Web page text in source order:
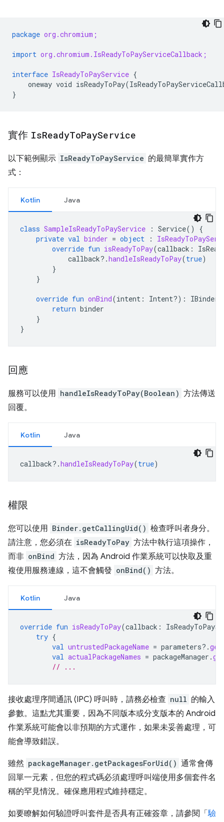
package org.chromium;
import org.chromium.IsReadyToPayServiceCallback;
interface IsReadyToPayService {
oneway void isReadyToPay(
}
實作 IsReadyToPayService
以下範例顯示 IsReadyToPayService 的最簡單實作方
式：
Kotlin Java
class SampleIsReadyToPayService : Service()
{
private val binder = object :
override fun isReadyToPay(callback :
callback?.handleIsReadyToPay(true)
}
}
override fun onBind(intent : Intent?) :
return binder
}
}
回應
服務可以使用 handleIsReadyToPay(Boolean) 方法傳送
回覆。
Kotlin Java
callback?.handleIsReadyToPay(true)
權限
您可以使用 Binder.getCallingUid() 檢查呼叫者身分。
請注意，您必須在 isReadyToPay 方法中執行這項操作，
而非 onBind 方法，因為 Android 作業系統可以快取及重
複使用服務連線，這不會觸發 onBind() 方法。
Kotlin Java
override fun isReadyToPay(callback :
try {
val untrustedPackageName = parameters?.
val actualPackageNames = packageManager .
// ...
接收處理序間通訊 (IPC) 呼叫時，請務必檢查 null 的輸入
參數。這點尤其重要，因為不同版本或分支版本的 Android
作業系統可能會以非預期的方式運作，如果未妥善處理，可
能會導致錯誤。
雖然 packageManager.getPackagesForUid() 通常會傳
回單一元素，但您的程式碼必須處理呼叫端使用多個套件名
稱的罕見情況。確保應用程式維持穩定。
如要瞭解如何驗證呼叫套件是否具有正確簽章，請參閱「驗